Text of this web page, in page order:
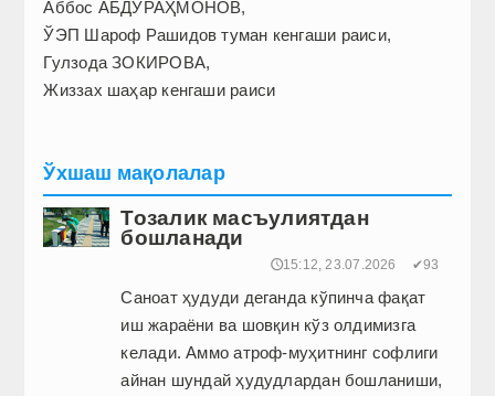
Аббос АБДУРАҲМОНОВ,
ЎЭП Шароф Рашидов туман кенгаши раиси,
Гулзода ЗОКИРОВА,
Жиззах шаҳар кенгаши раиси
Ўхшаш мақолалар
Тозалик масъулиятдан
бошланади
🕔15:12, 23.07.2026 ✔93
Саноат ҳудуди деганда кўпинча фақат
иш жараёни ва шовқин кўз олдимизга
келади. Аммо атроф-муҳитнинг софлиги
айнан шундай ҳудудлардан бошланиши,